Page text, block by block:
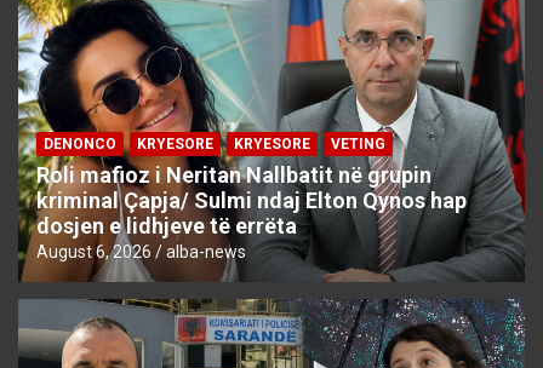
DENONCO KRYESORE KRYESORE VETING
Roli mafioz i Neritan Nallbatit në grupin
kriminal Çapja/ Sulmi ndaj Elton Qynos hap
dosjen e lidhjeve të errëta
August 6, 2026 alba-news